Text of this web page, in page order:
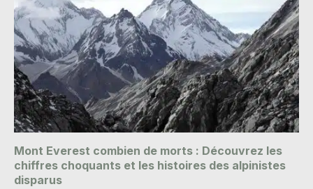
Mont Everest combien de morts : Découvrez les
chiffres choquants et les histoires des alpinistes
disparus